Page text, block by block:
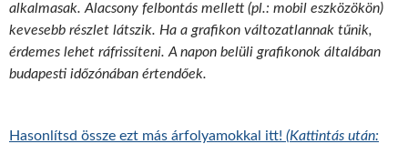
alkalmasak. Alacsony felbontás mellett (pl.: mobil eszközökön)
kevesebb részlet látszik. Ha a grafikon változatlannak tűnik,
érdemes lehet ráfrissíteni. A napon belüli grafikonok általában
budapesti időzónában értendőek.
Hasonlítsd össze ezt más árfolyamokkal itt! (Kattintás után: